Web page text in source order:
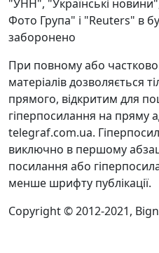
"УНН", "Українські
Фото Група" і "Reuters" в
заборонено
При повному або
матеріалів дозволяється
прямого, відкритим для
гіперпосилання на пряму
telegraf.com.ua.
виключно в першому
посилання або
менше шрифту публікації.
Copyright © 2012-2021,